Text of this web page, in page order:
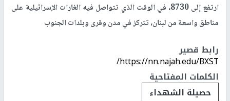
ارتفع إلى 8730، في الوقت الذي تتواصل فيه الغارات الإسرائيلية على
مناطق واسعة من لبنان، تتركز في مدن وقرى وبلدات الجنوب
رابط قصير
https://nn.najah.edu/BXST/
الكلمات المفتاحية
حصيلة الشهداء